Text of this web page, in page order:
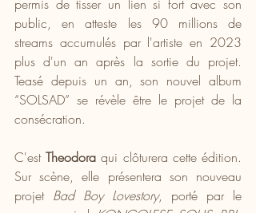
permis de tisser un lien si fort avec son
public, en atteste les 90 millions de
streams accumulés par l'artiste en 2023
plus d'un an après la sortie du projet.
Teasé depuis un an, son nouvel album
“SOLSAD” se révèle être le projet de la
consécration.
C'est Theodora qui clôturera cette édition.
Sur scène, elle présentera son nouveau
projet Bad Boy Lovestory, porté par le